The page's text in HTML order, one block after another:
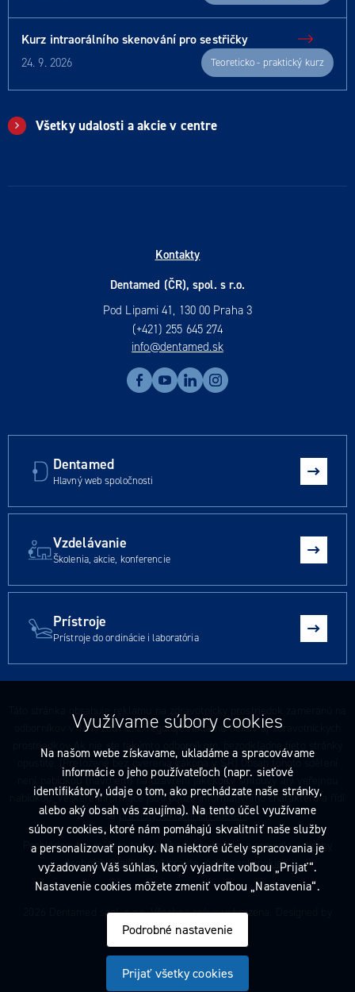
Kurz intraorálního skenování pro sestřičky
24. 9. 2026 Teoreticko - praktický kurz
Všetky udalosti a akcie v centre
Kontakty
Dentamed (ČR), spol. s r.o.
Pod Lipami 41, 130 00 Praha 3
(+421) 255 645 274
info@dentamed.sk
Dentamed
Hlavný web spoločnosti
Vzdelávanie
Školenia, akcie, konferencie
Prístroje
Prístroje do ordinácie i laboratória
Táto stránka obsahuje reklamu na zdravotnícky prostriedok zameranú na
odborníkov v 147/2001 Z. z. reguluje reklamu liekov aj zdravotníckych
prostriedkov Ak nie ste takýmto odborníkom, bezodkladne tieto stránky
opustite. (Preložené bez overenia zákona v SR) Obsah tohoto sdělení
není nabídkou (návrhem) na uzavření jakékoliv smlouvy ani veřejnou
nabídkou. Veškeré informace jsou pouze informativního charakteru a řídí
se pravidly reklamních sdělení.
Prohlédnout si můžete také obchodní podmínkyapravidla ochrany
osobních údajůnebo upravte nastavení cookies.
2026 Dentamed spol. s r.o. Všechna práva vyhrazena. Designed by
Využívame súbory cookies
Na našom webe získavame, ukladáme a spracovávame
informácie o jeho používateľoch (napr. sieťové
identifikátory, údaje o tom, ako prechádzate naše stránky,
alebo aký obsah vás zaujíma). Na tento účel využívame
súbory cookies, ktoré nám pomáhajú skvalitniť naše služby
a personalizovať ponuky. Na niektoré účely spracovania je
vyžadovaný Váš súhlas, ktorý vyjadríte voľbou „Prijať“.
Nastavenie cookies môžete zmeniť voľbou „Nastavenia“.
Podrobné nastavenie
Prijať všetky cookies